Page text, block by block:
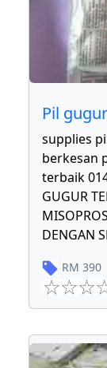
Pil
supplies
berkesan
terbaik
GUGUR
DENGAN
RM 390